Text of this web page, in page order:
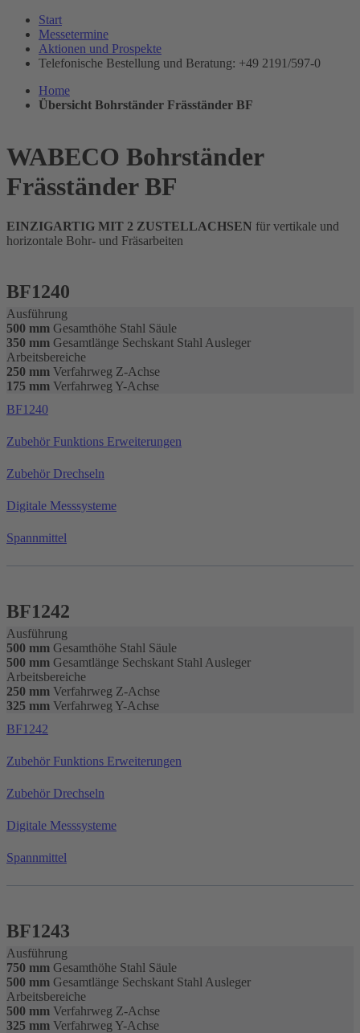
Start
Messetermine
Aktionen und Prospekte
Telefonische Bestellung und Beratung: +49 2191/597-0
Home
Übersicht Bohrständer Fräsständer BF
WABECO Bohrständer
Fräsständer BF
EINZIGARTIG MIT 2 ZUSTELLACHSEN für vertikale und
horizontale Bohr- und Fräsarbeiten
BF1240
Ausführung
500 mm Gesamthöhe Stahl Säule
350 mm Gesamtlänge Sechskant Stahl Ausleger
Arbeitsbereiche
250 mm Verfahrweg Z-Achse
175 mm Verfahrweg Y-Achse
BF1240
Zubehör Funktions Erweiterungen
Zubehör Drechseln
Digitale Messsysteme
Spannmittel
BF1242
Ausführung
500 mm Gesamthöhe Stahl Säule
500 mm Gesamtlänge Sechskant Stahl Ausleger
Arbeitsbereiche
250 mm Verfahrweg Z-Achse
325 mm Verfahrweg Y-Achse
BF1242
Zubehör Funktions Erweiterungen
Zubehör Drechseln
Digitale Messsysteme
Spannmittel
BF1243
Ausführung
750 mm Gesamthöhe Stahl Säule
500 mm Gesamtlänge Sechskant Stahl Ausleger
Arbeitsbereiche
500 mm Verfahrweg Z-Achse
325 mm Verfahrweg Y-Achse